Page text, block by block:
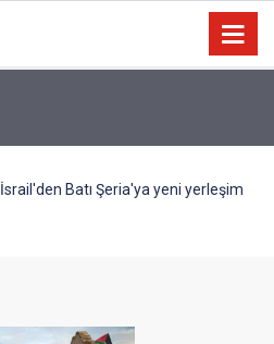
İsrail'den Batı Şeria'ya yeni yerleşim